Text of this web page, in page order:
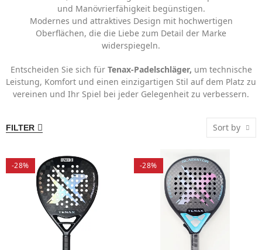
und Manövrierfähigkeit begünstigen.
Modernes und attraktives Design mit hochwertigen
Oberflächen, die die Liebe zum Detail der Marke
widerspiegeln.
Entscheiden Sie sich für Tenax-Padelschläger, um technische
Leistung, Komfort und einen einzigartigen Stil auf dem Platz zu
vereinen und Ihr Spiel bei jeder Gelegenheit zu verbessern.
FILTER Sort by
-28% -28%